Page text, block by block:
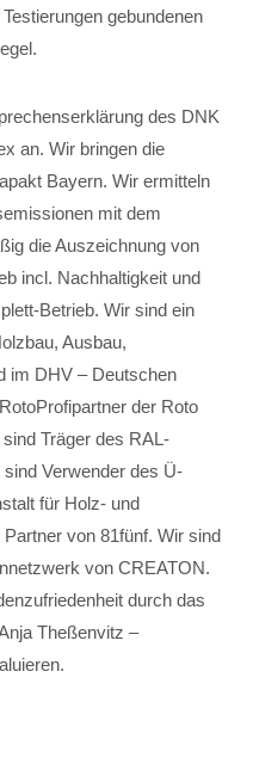
gebundenen
des DNK
an. Wir bringen die
Bayern. Wir ermitteln
mit dem
die Auszeichnung von
incl. Nachhaltigkeit und
Betrieb. Wir sind ein
Ausbau,
im DHV – Deutschen
der Roto
Träger des RAL-
Verwender des Ü-
für Holz- und
von 81fünf. Wir sind
von CREATON.
durch das
Theßenvitz –